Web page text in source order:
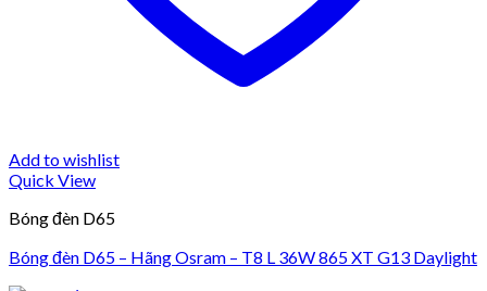
Add to wishlist
Quick View
Bóng đèn D65
Bóng đèn D65 – Hãng Osram – T8 L 36W 865 XT G13 Daylight